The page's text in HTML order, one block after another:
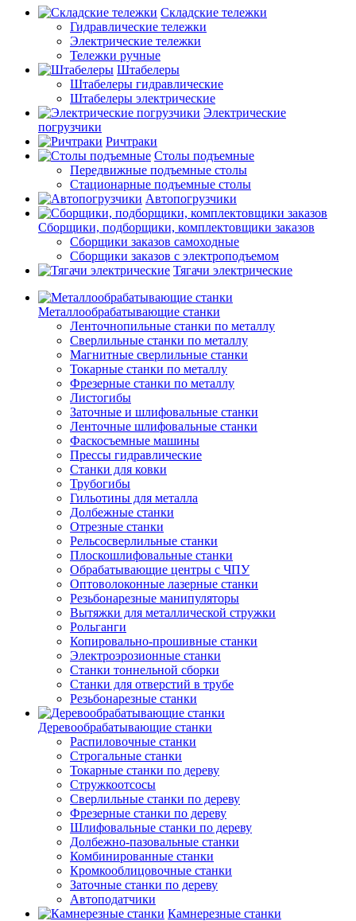
Складские тележки
Гидравлические тележки
Электрические тележки
Тележки ручные
Штабелеры
Штабелеры гидравлические
Штабелеры электрические
Электрические
погрузчики
Ричтраки
Столы подъемные
Передвижные подъемные столы
Стационарные подъемные столы
Автопогрузчики
Сборщики, подборщики, комплектовщики заказов
Сборщики заказов самоходные
Сборщики заказов с электроподъемом
Тягачи электрические
Металлообрабатывающие станки
Ленточнопильные станки по металлу
Сверлильные станки по металлу
Магнитные сверлильные станки
Токарные станки по металлу
Фрезерные станки по металлу
Листогибы
Заточные и шлифовальные станки
Ленточные шлифовальные станки
Фаскосъемные машины
Прессы гидравлические
Станки для ковки
Трубогибы
Гильотины для металла
Долбежные станки
Отрезные станки
Рельсосверлильные станки
Плоскошлифовальные станки
Обрабатывающие центры с ЧПУ
Оптоволоконные лазерные станки
Резьбонарезные манипуляторы
Вытяжки для металлической стружки
Рольганги
Копировально-прошивные станки
Электроэрозионные станки
Станки тоннельной сборки
Станки для отверстий в трубе
Резьбонарезные станки
Деревообрабатывающие станки
Распиловочные станки
Строгальные станки
Токарные станки по дереву
Стружкоотсосы
Сверлильные станки по дереву
Фрезерные станки по дереву
Шлифовальные станки по дереву
Долбежно-пазовальные станки
Комбинированные станки
Кромкооблицовочные станки
Заточные станки по дереву
Автоподатчики
Камнерезные станки